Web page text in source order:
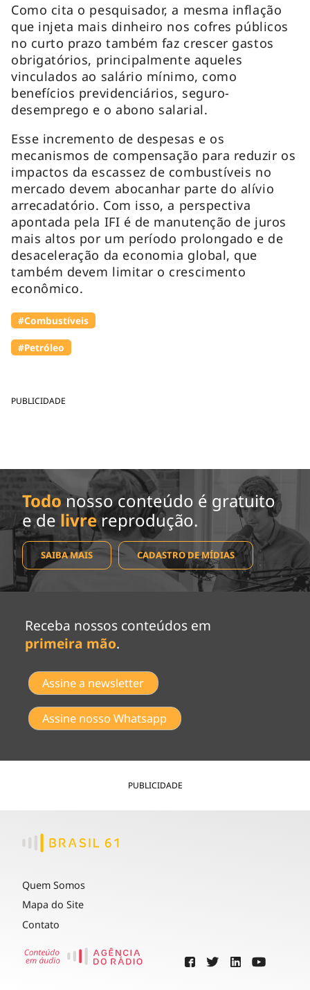
PUBLICIDADE
Como cita o pesquisador, a mesma inflação
que injeta mais dinheiro nos cofres públicos
no curto prazo também faz crescer gastos
obrigatórios, principalmente aqueles
vinculados ao salário mínimo, como
benefícios previdenciários, seguro-
desemprego e o abono salarial.
Esse incremento de despesas e os
mecanismos de compensação para reduzir os
impactos da escassez de combustíveis no
mercado devem abocanhar parte do alívio
arrecadatório. Com isso, a perspectiva
apontada pela IFI é de manutenção de juros
mais altos por um período prolongado e de
desaceleração da economia global, que
também devem limitar o crescimento
econômico.
#Combustíveis
#Petróleo
Todo nosso conteúdo é gratuito
e de livrereprodução.
SAIBA MAIS CADASTRO DE MÍDIAS
Receba nossos conteúdos em
primeira mão.
Assine a newsletter
Assine nosso Whatsapp
PUBLICIDADE
Quem Somos
Mapa do Site
Contato